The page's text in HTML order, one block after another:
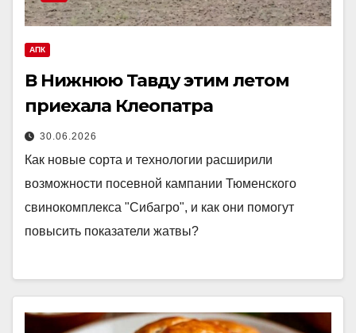
АПК
В Нижнюю Тавду этим летом
приехала Клеопатра
30.06.2026
Как новые сорта и технологии расширили
возможности посевной кампании Тюменского
свинокомплекса "Сибагро", и как они помогут
повысить показатели жатвы?